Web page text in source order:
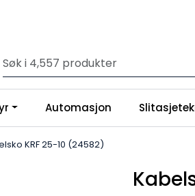
Automasjon
KRF 25-10 (24582)